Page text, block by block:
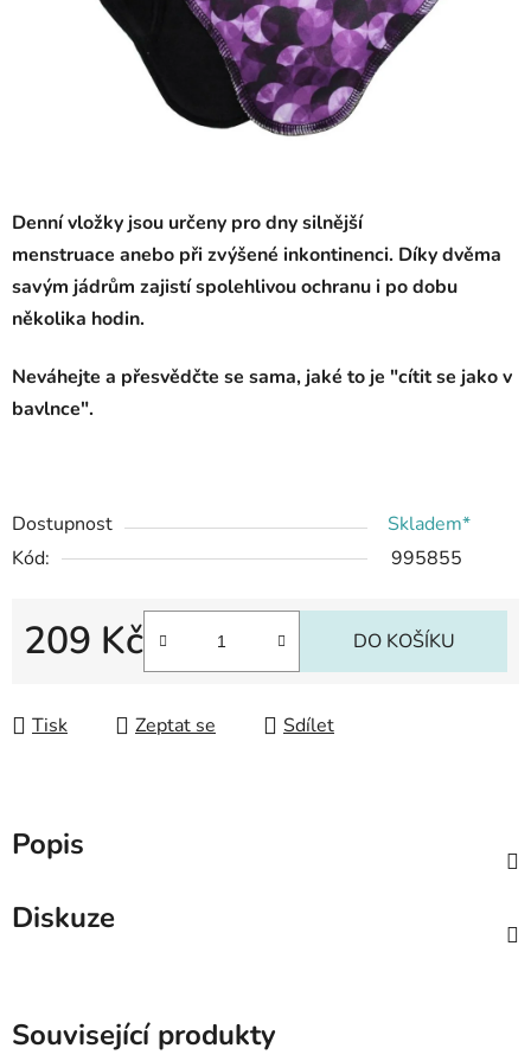
Denní vložky jsou určeny pro dny silnější
menstruace anebo při zvýšené inkontinenci. Díky dvěma
savým jádrům zajistí spolehlivou ochranu i po dobu
několika hodin.
Neváhejte a přesvědčte se sama, jaké to je "cítit se jako v
bavlnce".
Dostupnost
Skladem*
Kód:
995855
209 Kč DO KOŠÍKU
Tisk Zeptat se Sdílet
Popis
Diskuze
Související produkty